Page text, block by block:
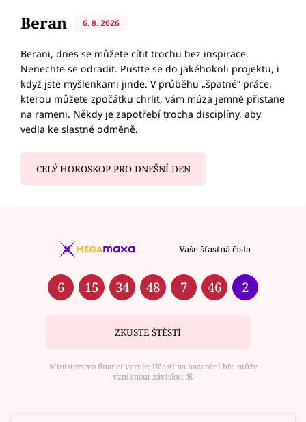
Beran 6. 8. 2026
Berani, dnes se můžete cítit trochu bez inspirace.
Nenechte se odradit. Pusťte se do jakéhokoli projektu, i
když jste myšlenkami jinde. V průběhu „špatné“ práce,
kterou můžete zpočátku chrlit, vám múza jemně přistane
na rameni. Někdy je zapotřebí trocha disciplíny, aby
vedla ke slastné odměně.
CELÝ HOROSKOP PRO DNEŠNÍ DEN
Vaše šťastná čísla
6 15 34 48 7 46 2
ZKUSTE ŠTĚSTÍ
Ministerstvo financí varuje: Účastí na hazardní hře může
vzniknout závislost ⑱